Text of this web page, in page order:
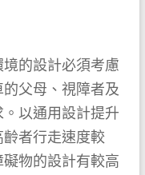
的設計必須考慮
父母、視障者及
以通用設計提升
者行走速度較
物的設計有較高